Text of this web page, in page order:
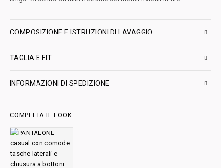
COMPOSIZIONE E ISTRUZIONI DI LAVAGGIO
TAGLIA E FIT
INFORMAZIONI DI SPEDIZIONE
COMPLETA IL LOOK